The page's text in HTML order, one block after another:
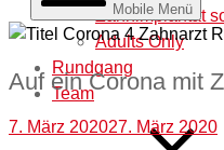
Zahnimplantat
Adults Only
Rundgang
Team
Mobile Menü
Auf ein Corona mit
7. März 202027. März 2020